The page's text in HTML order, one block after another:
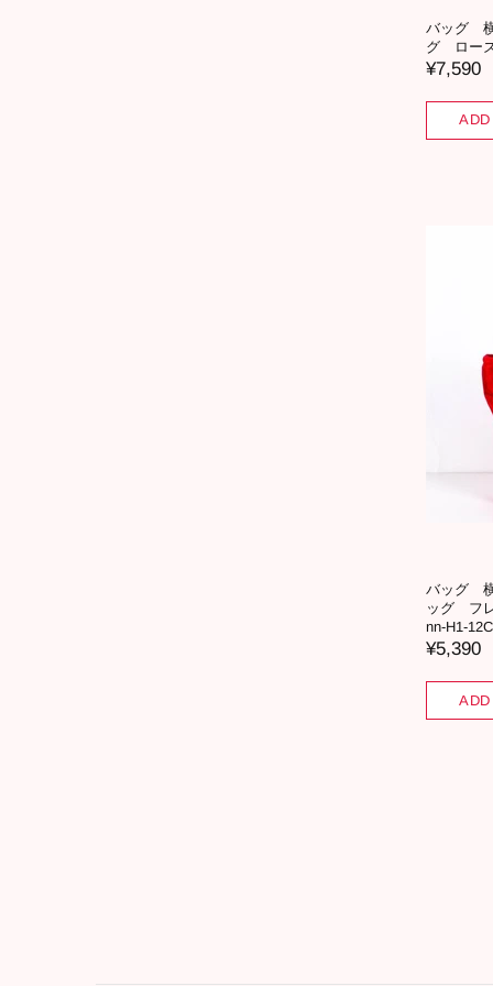
バッグ
グ ロー
¥7,590
バッグ
ッグ フ
nn-H1-12C
¥5,390